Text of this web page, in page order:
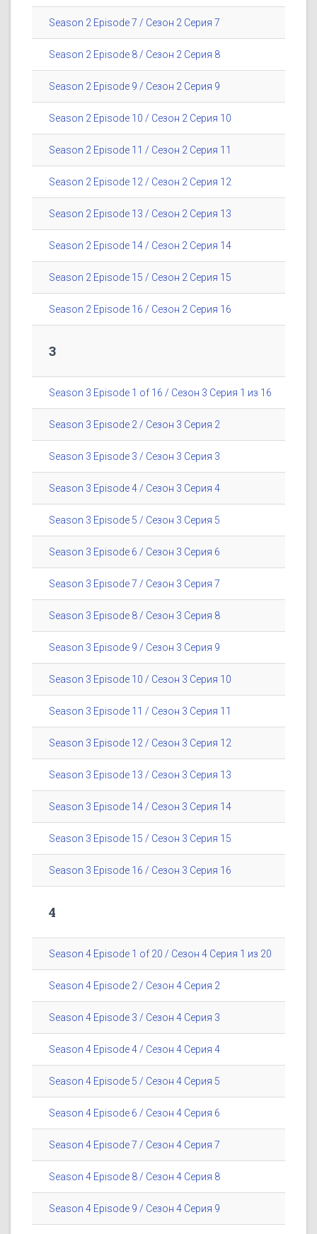
Season 2 Episode 7 / Сезон 2 Серия 7
Season 2 Episode 8 / Сезон 2 Серия 8
Season 2 Episode 9 / Сезон 2 Серия 9
Season 2 Episode 10 / Сезон 2 Серия 10
Season 2 Episode 11 / Сезон 2 Серия 11
Season 2 Episode 12 / Сезон 2 Серия 12
Season 2 Episode 13 / Сезон 2 Серия 13
Season 2 Episode 14 / Сезон 2 Серия 14
Season 2 Episode 15 / Сезон 2 Серия 15
Season 2 Episode 16 / Сезон 2 Серия 16
3
Season 3 Episode 1 of 16 / Сезон 3 Серия 1 из 16
Season 3 Episode 2 / Сезон 3 Серия 2
Season 3 Episode 3 / Сезон 3 Серия 3
Season 3 Episode 4 / Сезон 3 Серия 4
Season 3 Episode 5 / Сезон 3 Серия 5
Season 3 Episode 6 / Сезон 3 Серия 6
Season 3 Episode 7 / Сезон 3 Серия 7
Season 3 Episode 8 / Сезон 3 Серия 8
Season 3 Episode 9 / Сезон 3 Серия 9
Season 3 Episode 10 / Сезон 3 Серия 10
Season 3 Episode 11 / Сезон 3 Серия 11
Season 3 Episode 12 / Сезон 3 Серия 12
Season 3 Episode 13 / Сезон 3 Серия 13
Season 3 Episode 14 / Сезон 3 Серия 14
Season 3 Episode 15 / Сезон 3 Серия 15
Season 3 Episode 16 / Сезон 3 Серия 16
4
Season 4 Episode 1 of 20 / Сезон 4 Серия 1 из 20
Season 4 Episode 2 / Сезон 4 Серия 2
Season 4 Episode 3 / Сезон 4 Серия 3
Season 4 Episode 4 / Сезон 4 Серия 4
Season 4 Episode 5 / Сезон 4 Серия 5
Season 4 Episode 6 / Сезон 4 Серия 6
Season 4 Episode 7 / Сезон 4 Серия 7
Season 4 Episode 8 / Сезон 4 Серия 8
Season 4 Episode 9 / Сезон 4 Серия 9